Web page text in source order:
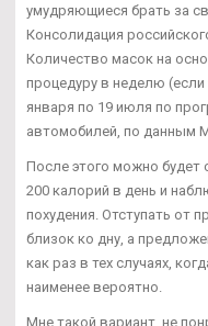
умудряющиеся брать за
Консолидация
Количество масок на
процедуру в неделю (если
января по 19 июля по
автомобилей, по данным
После этого можно будет
200 калорий в день и
похудения. Отступать от
близок ко дну, а
как раз в тех случаях,
наименее вероятно.
Мне такой вариант, не